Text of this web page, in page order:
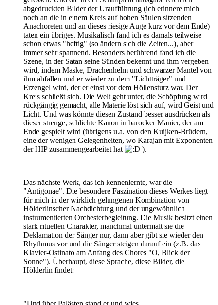
abgedruckten Bilder der Uraufführung (ich erinnere mich
noch an die in einem Kreis auf hohen Säulen sitzenden
Anachoreten und an dieses riesige Auge kurz vor dem Ende)
taten ein übriges. Musikalisch fand ich es damals teilweise
schon etwas "heftig" (so ändern sich die Zeiten...), aber
immer sehr spannend. Besonders berührend fand ich die
Szene, in der Satan seine Sünden bekennt und ihm vergeben
wird, indem Maske, Drachenhelm und schwarzer Mantel von
ihm abfallen und er wieder zu dem "Lichtträger" und
Erzengel wird, der er einst vor dem Höllensturz war. Der
Kreis schließt sich. Die Welt geht unter, die Schöpfung wird
rückgängig gemacht, alle Materie löst sich auf, wird Geist und
Licht. Und was könnte diesen Zustand besser ausdrücken als
dieser strenge, schlichte Kanon in barocker Manier, der am
Ende gespielt wird (übrigens u.a. von den Kuijken-Brüdern,
eine der wenigen Gelegenheiten, wo Karajan mit Exponenten
der HIP zusammengearbeitet hat
).
Das nächste Werk, das ich kennenlernte, war die
"Antigonae". Die besondere Faszination dieses Werkes liegt
für mich in der wirklich gelungenen Kombination von
Hölderlinscher Nachdichtung und der ungewöhnlich
instrumentierten Orchesterbegleitung. Die Musik besitzt einen
stark rituellen Charakter, manchmal untermalt sie die
Deklamation der Sänger nur, dann aber gibt sie wieder den
Rhythmus vor und die Sänger steigen darauf ein (z.B. das
Klavier-Ostinato am Anfang des Chores "O, Blick der
Sonne"). Überhaupt, diese Sprache, diese Bilder, die
Hölderlin findet:
"Und über Palästen stand er und wies,